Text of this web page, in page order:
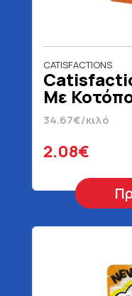
CATISFACTIONS
Με
34.67€/κιλό
2.08€